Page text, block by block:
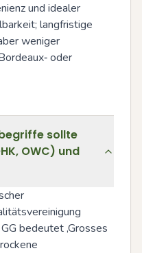
und idealer
langfristige
weniger
oder
sollte
OWC) und
bedeutet ‚Grosses